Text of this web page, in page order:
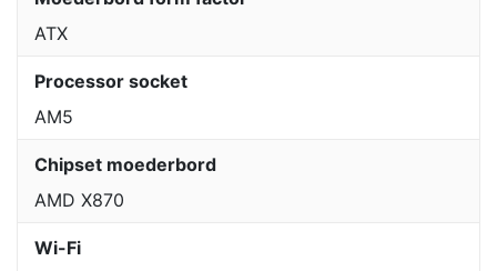
ATX
Processor socket
AM5
Chipset moederbord
AMD X870
Wi-Fi